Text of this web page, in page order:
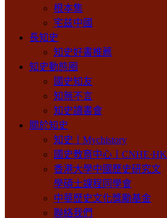
根本集
宅兹中國
長知史
知史好書推薦
知史動態圈
國史知友
知無不言
知史讀書會
關於知史
知史丨Mychistory
國史教育中心丨CNHE·HK
香港大學中國歷史研究文
學碩士課程同學會
中華歷史文化獎勵基金
聯絡我們